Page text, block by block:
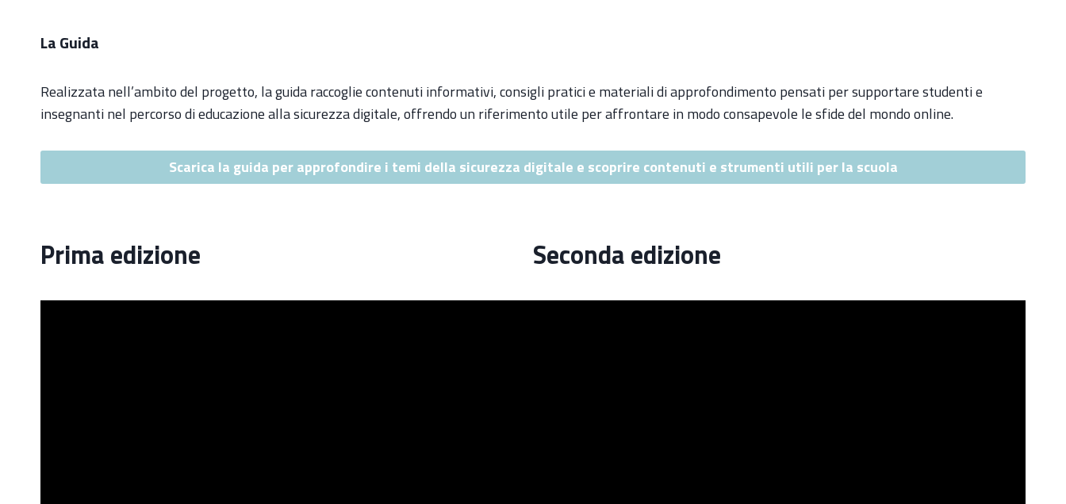
La Guida
Realizzata nell’ambito del progetto, la guida raccoglie contenuti informativi, consigli pratici e materiali di approfondimento pensati per supportare studenti e
insegnanti nel percorso di educazione alla sicurezza digitale, offrendo un riferimento utile per affrontare in modo consapevole le sfide del mondo online.
Scarica la guida per approfondire i temi della sicurezza digitale e scoprire contenuti e strumenti utili per la scuola
Prima edizione Seconda edizione